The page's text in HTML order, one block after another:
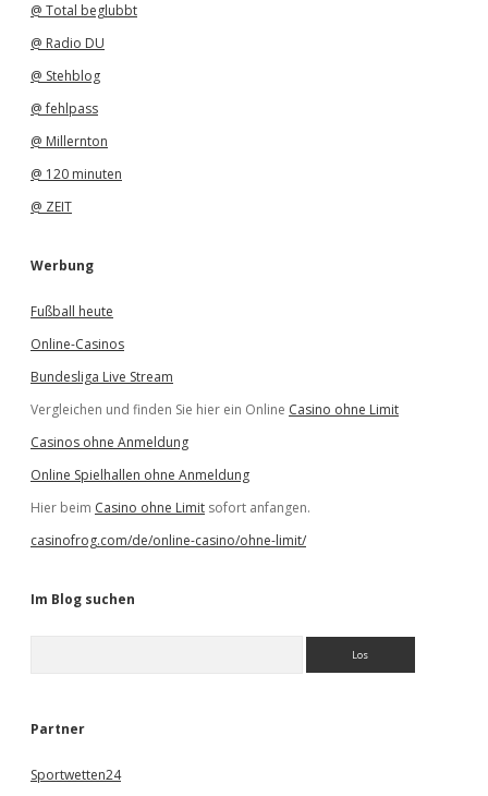
@ Total beglubbt
@ Radio DU
@ Stehblog
@ fehlpass
@ Millernton
@ 120 minuten
@ ZEIT
Werbung
Fußball heute
Online-Casinos
Bundesliga Live Stream
Vergleichen und finden Sie hier ein Online Casino ohne Limit
Casinos ohne Anmeldung
Online Spielhallen ohne Anmeldung
Hier beim Casino ohne Limit sofort anfangen.
casinofrog.com/de/online-casino/ohne-limit/
Im Blog suchen
e
Partner
Sportwetten24